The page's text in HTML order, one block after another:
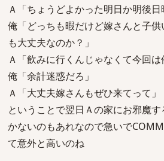
Ａ「ちょうどよかった明日か明後日
俺「どっちも暇だけど嫁さんと子
も大丈夫なのか？」
Ａ「飲みに行くんじゃなくて今回は
俺「余計迷惑だろ」
Ａ「大丈夫嫁さんもぜひ来てって」
ということで翌日Ａの家にお邪魔
かないのもあれなので急いで
て意外と高いのね